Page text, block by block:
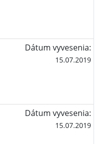
Dátum vyvesenia:
15.07.2019
Dátum vyvesenia:
15.07.2019